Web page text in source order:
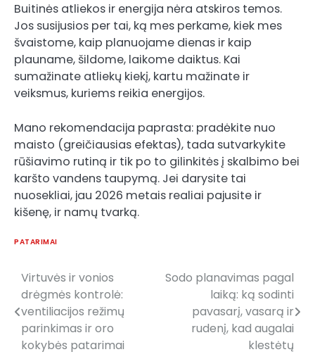
Buitinės atliekos ir energija nėra atskiros temos.
Jos susijusios per tai, ką mes perkame, kiek mes
švaistome, kaip planuojame dienas ir kaip
plauname, šildome, laikome daiktus. Kai
sumažinate atliekų kiekį, kartu mažinate ir
veiksmus, kuriems reikia energijos.
Mano rekomendacija paprasta: pradėkite nuo
maisto (greičiausias efektas), tada sutvarkykite
rūšiavimo rutiną ir tik po to gilinkitės į skalbimo bei
karšto vandens taupymą. Jei darysite tai
nuosekliai, jau 2026 metais realiai pajusite ir
kišenę, ir namų tvarką.
PATARIMAI
Post
navigation
Virtuvės ir vonios
drėgmės kontrolė:
ventiliacijos režimų
parinkimas ir oro
kokybės patarimai
Sodo planavimas pagal
laiką: ką sodinti
pavasarį, vasarą ir
rudenį, kad augalai
klestėtų